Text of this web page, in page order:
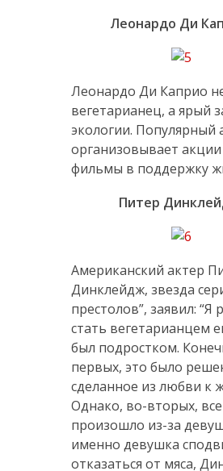
Леонардо Ди
Леонардо Ди Каприо
вегетарианец, а ярый
экологии. Популярный
организовывает акции
фильмы в поддержку
Питер
Американский актер
Динклейдж, звезда
престолов”, заявил: “Я
стать вегетарианцем
был подростком.
первых, это было
сделанное из любви к
Однако, во-вторых, все
произошло из-за
именно девушка
отказаться от мяса,